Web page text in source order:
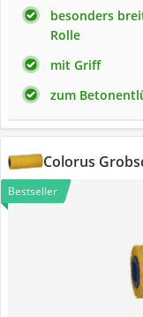
besonders
Rolle
mit Griff
zum
Colorus
Bestseller